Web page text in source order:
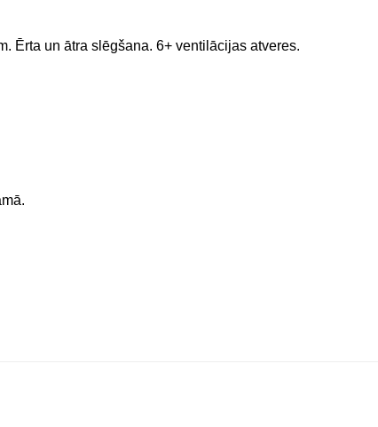
Ērta un ātra slēgšana. 6+ ventilācijas atveres.